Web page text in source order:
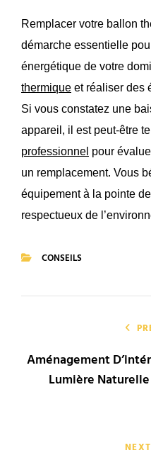
Remplacer votre ballon
démarche essentielle
énergétique de votre
thermique et réaliser des
Si vous constatez une
appareil, il est peut-être
professionnel pour
un remplacement. Vous
équipement à la pointe
respectueux de
CONSEILS
l’article
Aménagement
Lumière